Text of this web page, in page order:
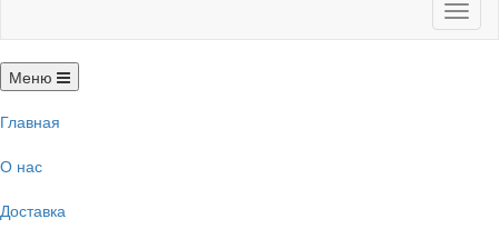
Меню
Меню
Главная
О нас
Доставка